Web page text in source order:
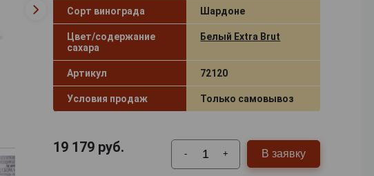
Сорт винограда Шардоне
Цвет/содержание
сахара
Белый Extra Brut
Артикул 72120
Условия продаж Только самовывоз
19 179руб. - + В заявку